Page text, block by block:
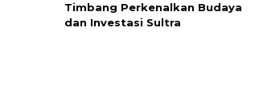
Timbang Perkenalkan Budaya
dan Investasi Sultra